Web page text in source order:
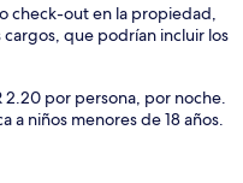
check-out en la propiedad,
que podrían incluir los
2.20 por persona, por noche.
a niños menores de 18 años.